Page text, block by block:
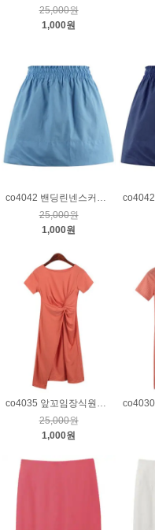
25,000원
1,000원
co4042 밴딩린넨스커트_블루
25,000원
1,000원
co4035 앞꼬임장식원피스_코랄
25,000원
1,000원